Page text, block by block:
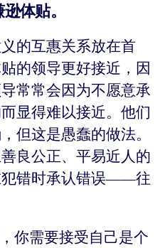
体贴。
的互惠关系放在首
的领导更好接近，因
常常会因为不愿意承
显得难以接近。他们
但这是愚蠢的做法。
良公正、平易近人的
错时承认错误——往
你需要接受自己是个